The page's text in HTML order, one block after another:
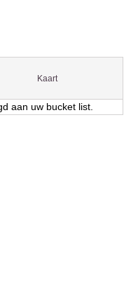
Kaart
aan uw bucket list.